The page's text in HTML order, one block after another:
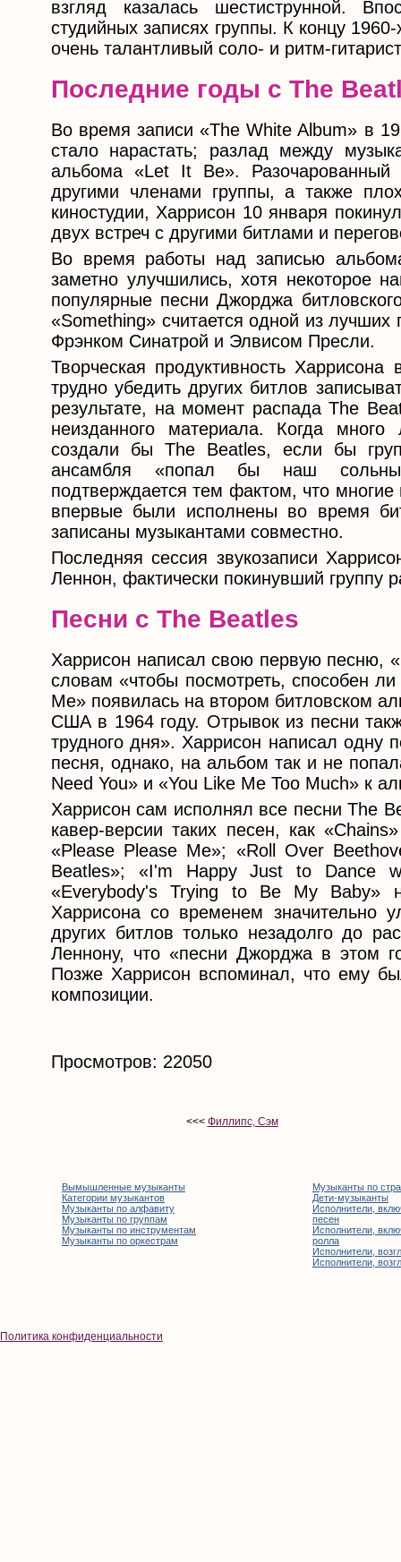
взгляд казалась шестиструнной.
студийных записях группы. К концу
очень талантливый соло- и ритм-
Последние годы с The
Во время записи «The White Album» в
стало нарастать; разлад между
альбома «Let It Be». Разочарованный
другими членами группы, а также
киностудии, Харрисон 10 января
двух встреч с другими битлами и
Во время работы над записью
заметно улучшились, хотя некоторое
популярные песни Джорджа
«Something» считается одной из
Фрэнком Синатрой и Элвисом Пресли.
Творческая продуктивность
трудно убедить других битлов
результате, на момент распада The
неизданного материала. Когда
создали бы The Beatles, если бы
ансамбля «попал бы наш
подтверждается тем фактом, что
впервые были исполнены во время
записаны музыкантами совместно.
Последняя сессия звукозаписи
Леннон, фактически покинувший группу
Песни с The Beatles
Харрисон написал свою первую песню,
словам «чтобы посмотреть, способен
Me» появилась на втором битловском
США в 1964 году. Отрывок из песни
трудного дня». Харрисон написал
песня, однако, на альбом так и не
Need You» и «You Like Me Too Much» к
Харрисон сам исполнял все песни The
кавер-версии таких песен, как
«Please Please Me»; «Roll Over
Beatles»; «I'm Happy Just to Dance
«Everybody's Trying to Be My Baby»
Харрисона со временем значительно
других битлов только незадолго до
Леннону, что «песни Джорджа в этом
Позже Харрисон вспоминал, что ему
композиции.
Просмотров: 22050
<<< Филлипс, Сэм
Вымышленные музыканты
Категории музыкантов
Музыканты по алфавиту
Музыканты по группам
Музыканты по инструментам
Музыканты по оркестрам
Музыканты по
Дети-музыканты
Исполнители,
песен
Исполнители,
ролла
Исполнители,
Исполнители,
Политика конфиденциальности